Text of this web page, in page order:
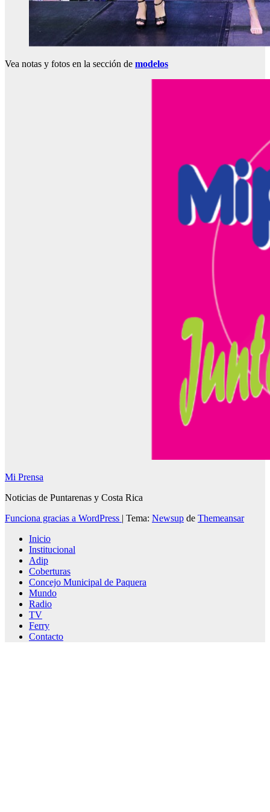
Vea notas y fotos en la sección de modelos
Mi Prensa
Noticias de Puntarenas y Costa Rica
Funciona gracias a WordPress | Tema: Newsup de Themeansar
Inicio
Institucional
Adip
Coberturas
Concejo Municipal de Paquera
Mundo
Radio
TV
Ferry
Contacto